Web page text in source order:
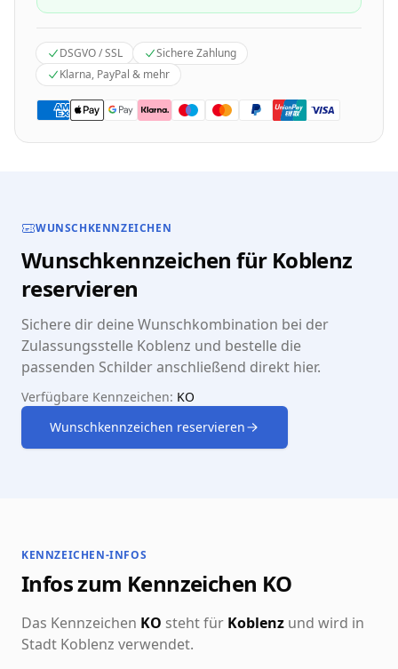
DSGVO / SSL
Sichere Zahlung
Klarna, PayPal & mehr
WUNSCHKENNZEICHEN
Wunschkennzeichen für Koblenz
reservieren
Sichere dir deine Wunschkombination bei der
Zulassungsstelle Koblenz und bestelle die
passenden Schilder anschließend direkt hier.
Verfügbare Kennzeichen: KO
Wunschkennzeichen reservieren
KENNZEICHEN-INFOS
Infos zum Kennzeichen KO
Das Kennzeichen KO steht für Koblenz und wird in
Stadt Koblenz verwendet.